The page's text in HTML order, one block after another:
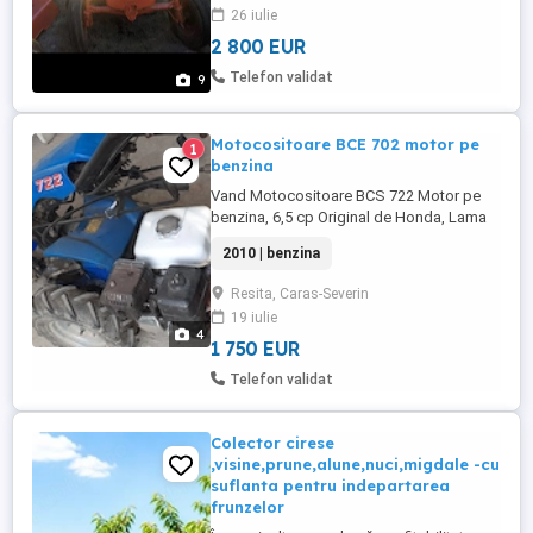
9
euro negociabil Mai multe detalii la telefon
26 iulie
2 800 EUR
Telefon validat
4
1
Motocositoare BCE 702 motor pe
benzina
Vand Motocositoare BCS 722 Motor pe
benzina, 6,5 cp Original de Honda, Lama
functionare Pret, 1750 euro neg. Tel.
2010 | benzina
Resita, Caras-Severin
19 iulie
1 750 EUR
Telefon validat
Colector cirese
,visine,prune,alune,nuci,migdale -cu
suflanta pentru indepartarea
frunzelor